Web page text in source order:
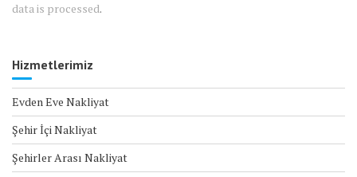
data is processed.
Hizmetlerimiz
Evden Eve Nakliyat
Şehir İçi Nakliyat
Şehirler Arası Nakliyat